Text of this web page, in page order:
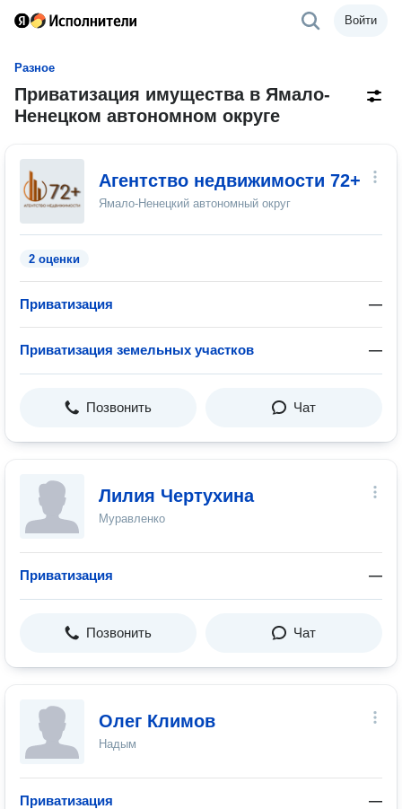
Войти
Разное
Приватизация имущества в Ямало-
Ненецком автономном округе
Агентство недвижимости 72+
Ямало-Ненецкий автономный округ
2 оценки
Приватизация —
Приватизация земельных участков —
Позвонить Чат
Лилия Чертухина
Муравленко
Приватизация —
Позвонить Чат
Олег Климов
Надым
Приватизация —